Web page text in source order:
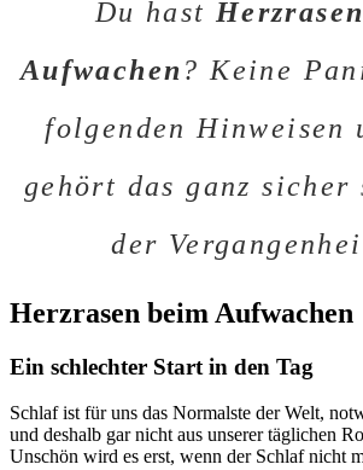
Du hast
Aufwachen ? Keine
folgenden Hinweisen
gehört das ganz sicher
der
Herzrasen beim Aufwachen
Ein schlechter Start in den Tag
Schlaf ist für uns das Normalste der Welt,
und deshalb gar nicht aus unserer täglichen
Unschön wird es erst, wenn der Schlaf nicht